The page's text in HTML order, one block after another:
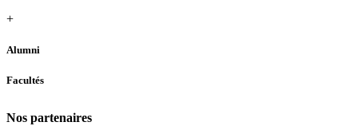
+
Alumni
Facultés
Nos partenaires